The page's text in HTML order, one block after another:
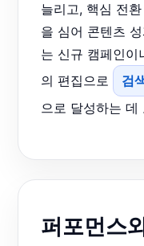
늘리고, 핵심 전
을 심어 콘텐츠
는 신규 캠페인이
의 편집으로
검
으로 달성하는 데
퍼포먼스